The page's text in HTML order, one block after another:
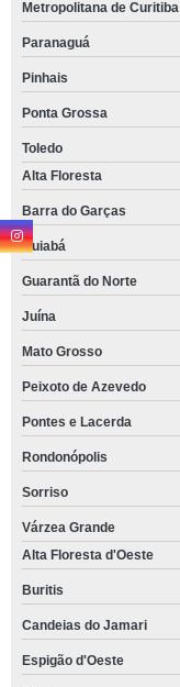
Metropolitana de Curitiba
Paranaguá
Pinhais
Ponta Grossa
Toledo
Alta Floresta
Barra do Garças
Cuiabá
Guarantã do Norte
Juína
Mato Grosso
Peixoto de Azevedo
Pontes e Lacerda
Rondonópolis
Sorriso
Várzea Grande
Alta Floresta d'Oeste
Buritis
Candeias do Jamari
Espigão d'Oeste